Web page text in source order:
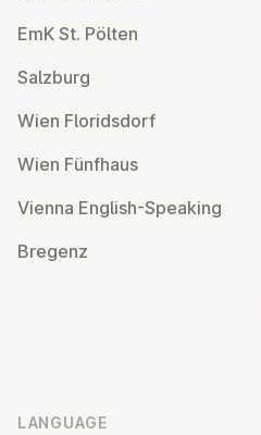
EmK St. Pölten
Salzburg
Wien Flor­idsdorf
Wien Fünfhaus
Vienna English-Speaking
Bregenz
LANGUAGE